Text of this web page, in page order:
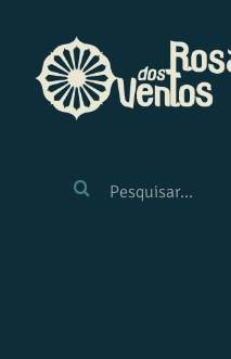
conteúdo
RESULTADOS